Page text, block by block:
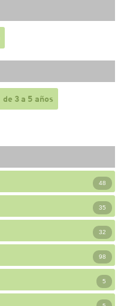
de 3 a 5 años
48
35
32
98
5